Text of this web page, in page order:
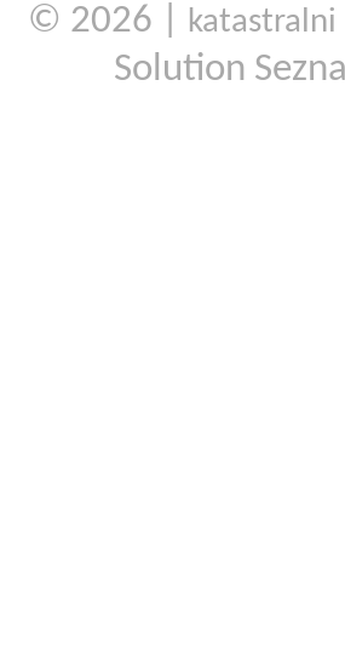
© 2026 |
katastralni
Solution